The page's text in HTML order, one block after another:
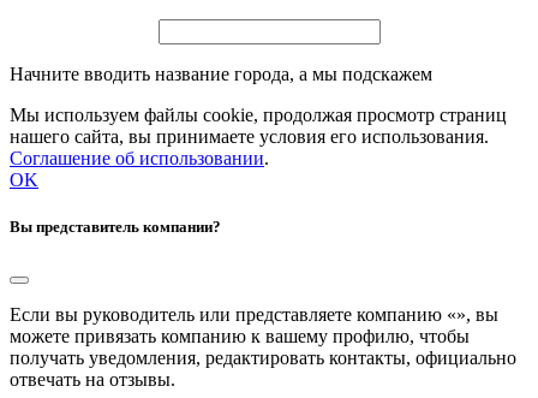
Начните вводить название города, а мы подскажем
Мы используем файлы cookie, продолжая просмотр страниц
нашего сайта, вы принимаете условия его использования.
Соглашение об использовании.
OK
Вы представитель компании?
Если вы руководитель или представляете компанию «», вы
можете привязать компанию к вашему профилю, чтобы
получать уведомления, редактировать контакты, официально
отвечать на отзывы.